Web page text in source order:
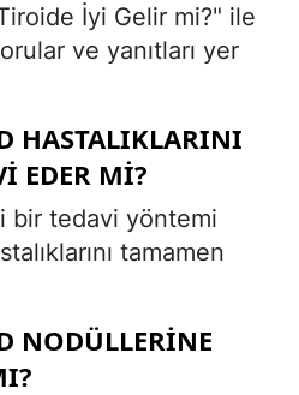
İyi Gelir mi?" ile
ve yanıtları yer
HASTALIKLARINI
EDER MI?
bir tedavi yöntemi
tamamen
NODÜLLERINE